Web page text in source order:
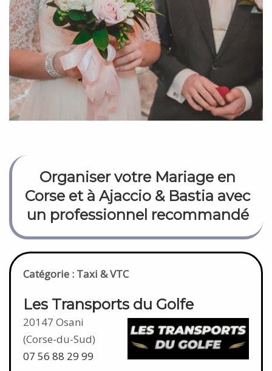
Organiser votre Mariage en
Corse et à Ajaccio & Bastia avec
un professionnel recommandé
Catégorie : Taxi & VTC
Les Transports du Golfe
20147 Osani
(Corse-du-Sud)
07 56 88 29 99